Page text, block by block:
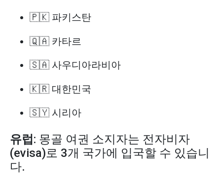
🇵🇰 파키스탄
🇶🇦 카타르
🇸🇦 사우디아라비아
🇰🇷 대한민국
🇸🇾 시리아
유럽 : 몽골 여권 소지자는 전자비자
(evisa)로 3개 국가에 입국할 수 있습니
다.